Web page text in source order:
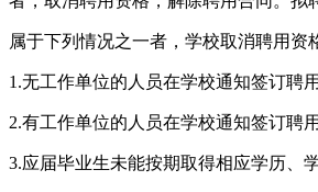
属于下列情况之一者，学校取消聘用资
1.无工作单位的人员在学校通知签订聘
2.有工作单位的人员在学校通知签订聘
3.应届毕业生未能按期取得相应学历、